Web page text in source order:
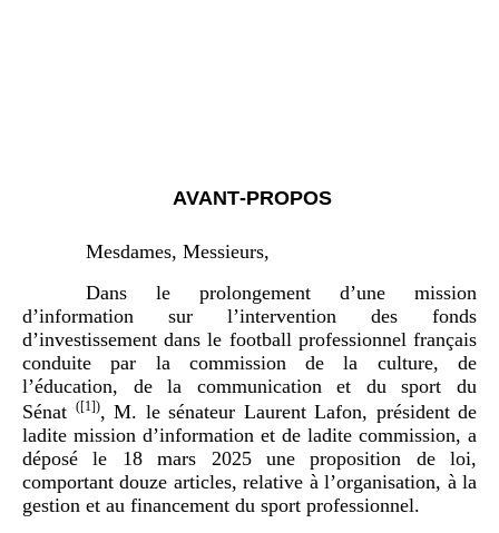
AVANT‑PROPOS
Mesdames, Messieurs,
Dans le prolongement d’une mission
d’information sur l’intervention des fonds
d’investissement dans le football professionnel français
conduite par la commission de la culture, de
l’éducation, de la communication et du sport du
Sénat ([1]), M. le sénateur Laurent Lafon, président de
ladite mission d’information et de ladite commission, a
déposé le 18 mars 2025 une proposition de loi,
comportant douze articles, relative à l’organisation, à la
gestion et au financement du sport professionnel.